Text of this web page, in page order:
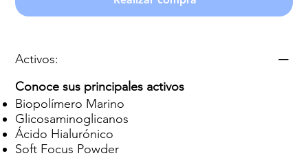
Activos:
Conoce sus principales activos
Biopolímero Marino
Glicosaminoglicanos
Ácido Hialurónico
Soft Focus Powder